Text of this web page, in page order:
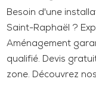
Besoin d'une
Saint-Raphaël ?
Aménagement
qualifié. Devis
zone. Découvrez